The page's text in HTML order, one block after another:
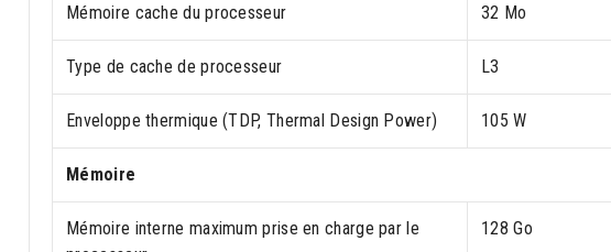
Mémoire cache du processeur 32 Mo
Type de cache de processeur L3
Enveloppe thermique (TDP, Thermal Design Power) 105 W
Mémoire
Mémoire interne maximum prise en charge par le
128 Go